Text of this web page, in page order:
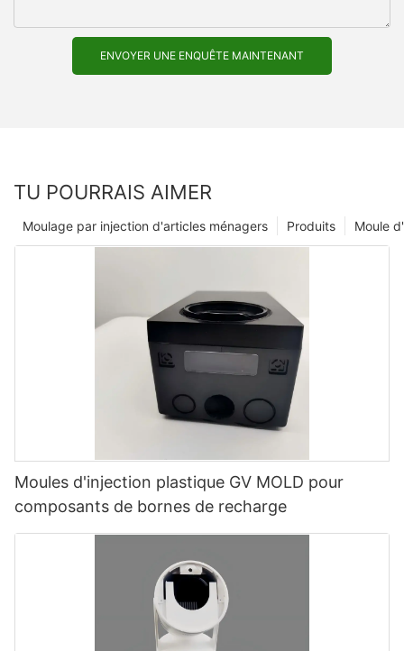
ENVOYER UNE ENQUÊTE MAINTENANT
TU POURRAIS AIMER
Moule
Produits
Moulage par injection d'articles ménagers
Moules d'injection plastique GV MOLD pour
composants de bornes de recharge